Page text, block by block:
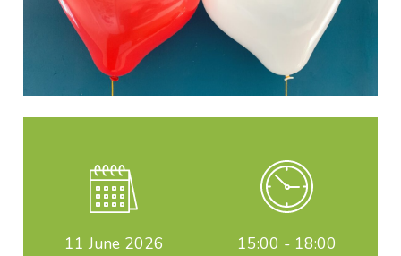
11 June 2026 15:00 - 18:00